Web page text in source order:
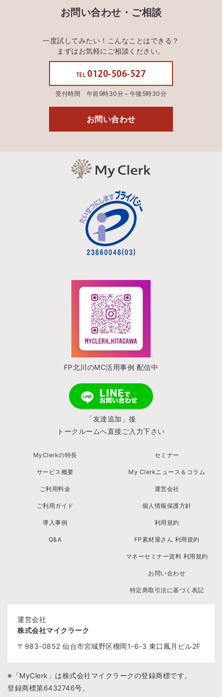
お問い合わせ・ご相談
一度試してみたい！こんなことはできる？
まずはお気軽にご相談ください。
TEL 0120-506-527
受付時間 午前9時30分～午後5時30分
お問い合わせ
FP北川のMC活用事例 配信中
「友達追加」後
トークルームへ直接ご入力下さい
MyClerkの特長
サービス概要
ご利用料金
ご利用ガイド
導入事例
Q&A
セミナー
My Clerkニュース＆コラム
運営会社
個人情報保護方針
利用規約
FP素材屋さん 利用規約
マネーセミナー資料 利用規約
お問い合わせ
特定商取引法に基づく表記
運営会社
株式会社マイクラーク
〒983-0852 仙台市宮城野区榴岡1-6-3 東口鳳月ビル2F
※「MyClerk」は株式会社マイクラークの登録商標です。
登録商標第6432746号。